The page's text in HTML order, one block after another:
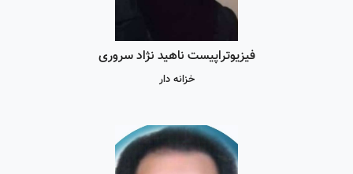
فیزیوتراپیست ناهید نژاد سروری
خزانه دار